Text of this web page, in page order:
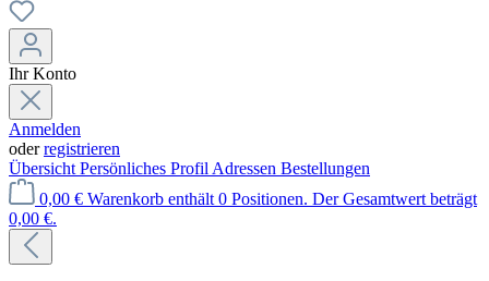
Ihr Konto
Anmelden
oderregistrieren
Übersicht Persönliches Profil Adressen Bestellungen
0,00 € Warenkorb enthält 0 Positionen. Der Gesamtwert beträgt
0,00 €.